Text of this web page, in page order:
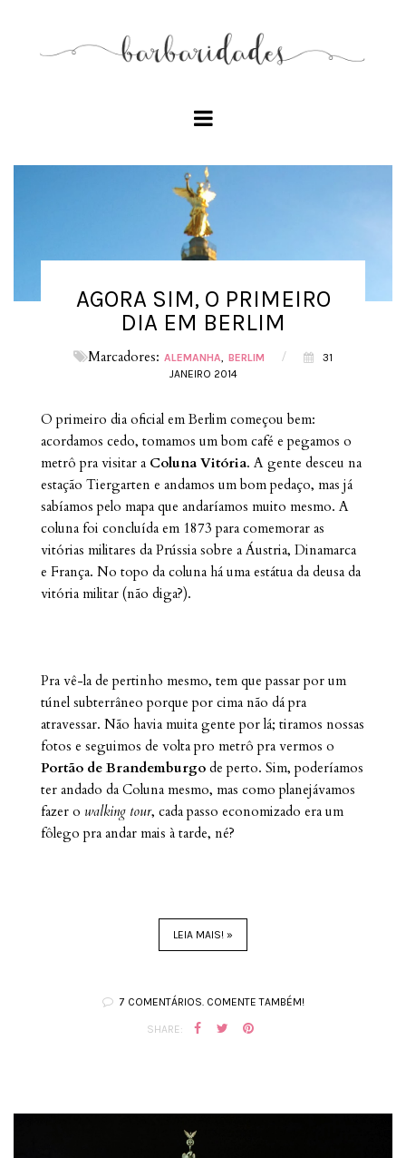
AGORA SIM, O PRIMEIRO
DIA EM BERLIM
Marcadores: ALEMANHA BERLIM /
31
JANEIRO 2014
O primeiro dia oficial em Berlim começou bem:
acordamos cedo, tomamos um bom café e pegamos o
metrô pra visitar a Coluna Vitória. A gente desceu na
estação Tiergarten e andamos um bom pedaço, mas já
sabíamos pelo mapa que andaríamos muito mesmo. A
coluna foi concluída em 1873 para comemorar as
vitórias militares da Prússia sobre a Áustria, Dinamarca
e França. No topo da coluna há uma estátua da deusa da
vitória militar (não diga?).
Pra vê-la de pertinho mesmo, tem que passar por um
túnel subterrâneo porque por cima não dá pra
atravessar. Não havia muita gente por lá; tiramos nossas
fotos e seguimos de volta pro metrô pra vermos o
Portão de Brandemburgo de perto. Sim, poderíamos
ter andado da Coluna mesmo, mas como planejávamos
fazer o walking tour, cada passo economizado era um
fôlego pra andar mais à tarde, né?
LEIA MAIS! »
7 COMENTÁRIOS. COMENTE TAMBÉM!
SHARE: